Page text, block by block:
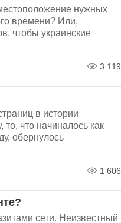
нужных
времени? Или,
чтобы украинские
3 119
в истории
что начиналось как
обернулось
1 606
сети. Неизвестный